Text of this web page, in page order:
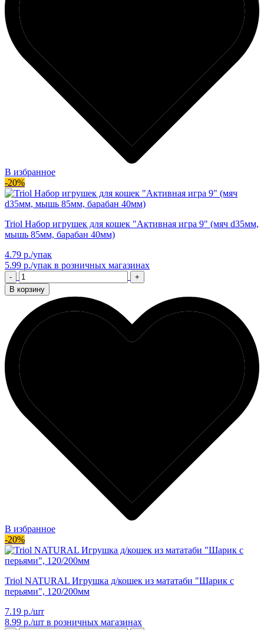
В избранное
-20%
Triol Набор игрушек для кошек "Активная игра 9" (мяч d35мм,
мышь 85мм, барабан 40мм)
4.79 р./упак
5.99 р./упак в розничных магазинах
-
+
В корзину
В избранное
-20%
Triol NATURAL Игрушка д/кошек из мататаби "Шарик с
перьями", 120/200мм
7.19 р./шт
8.99 р./шт в розничных магазинах